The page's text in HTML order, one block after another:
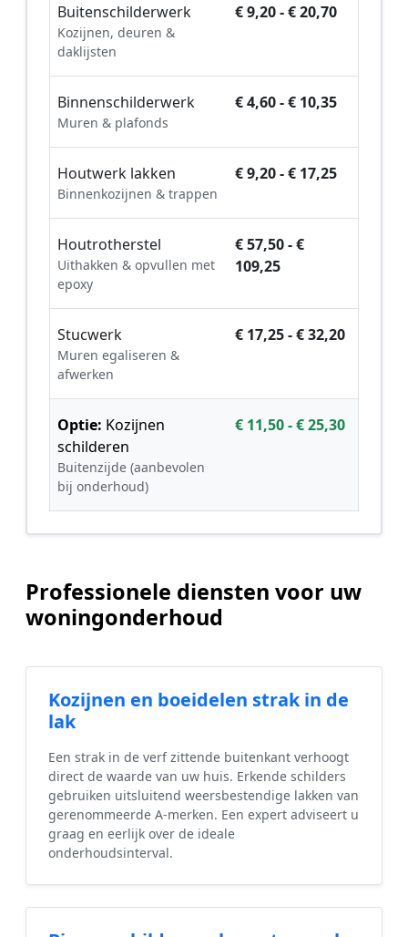
Buitenschilderwerk
Kozijnen, deuren &
daklijsten
€ 9,20 - € 20,70
Binnenschilderwerk
Muren & plafonds
€ 4,60 - € 10,35
Houtwerk lakken
Binnenkozijnen & trappen
€ 9,20 - € 17,25
Houtrotherstel
Uithakken & opvullen met
epoxy
€ 57,50 - €
109,25
Stucwerk
Muren egaliseren &
afwerken
€ 17,25 - € 32,20
Optie: Kozijnen
schilderen
Buitenzijde (aanbevolen
bij onderhoud)
€ 11,50 - € 25,30
Professionele diensten voor uw
woningonderhoud
Kozijnen en boeidelen strak in de
lak
Een strak in de verf zittende buitenkant verhoogt
direct de waarde van uw huis. Erkende schilders
gebruiken uitsluitend weersbestendige lakken van
gerenommeerde A-merken. Een expert adviseert u
graag en eerlijk over de ideale
onderhoudsinterval.